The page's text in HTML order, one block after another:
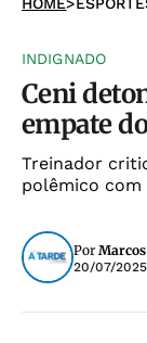
INDIGNADO
Ceni
empate
Treinador
polêmico com
Por
20/07/